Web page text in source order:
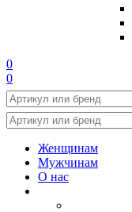
0
0
Женщинам
Мужчинам
О нас